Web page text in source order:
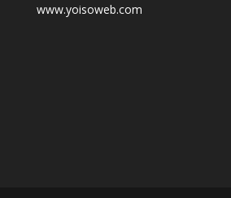
www.yoisoweb.com